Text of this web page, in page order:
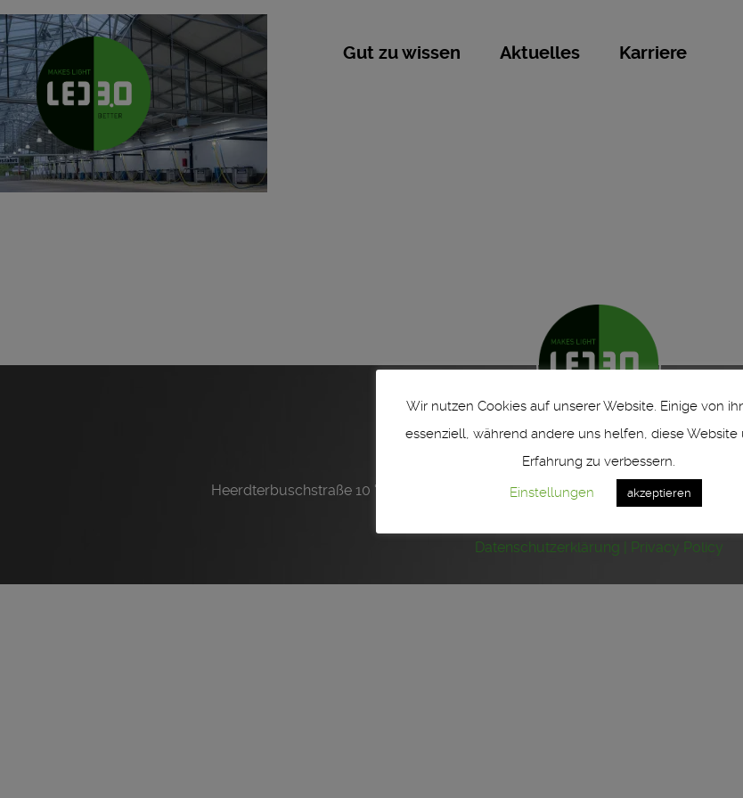
Gut zu wissen Aktuelles Karriere
Heerdterbuschstraße 10 ° D-41460 Neuss ° Germany ° Fon +49 (0) 2131 - 761 966
Datenschutzerklärung | Privacy Policy
Wir nutzen Cookies auf unserer Website. Einige von
essenziell, während andere uns helfen, diese Website
Erfahrung zu verbessern.
Einstellungen
akzeptieren